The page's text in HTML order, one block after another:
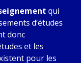
qui
d’études
donc
et les
pour les